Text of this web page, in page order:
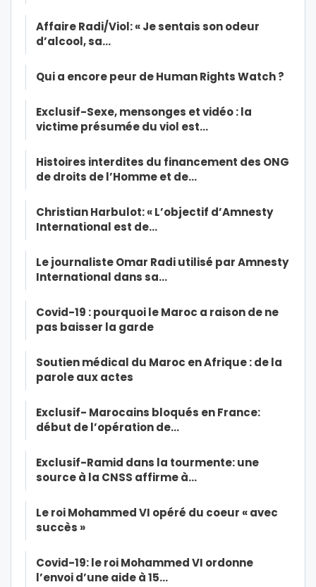
Affaire Radi/Viol: « Je sentais son odeur
d’alcool, sa…
Qui a encore peur de Human Rights Watch ?
Exclusif-Sexe, mensonges et vidéo : la
victime présumée du viol est…
Histoires interdites du financement des ONG
de droits de l’Homme et de…
Christian Harbulot: « L’objectif d’Amnesty
International est de…
Le journaliste Omar Radi utilisé par Amnesty
International dans sa…
Covid-19 : pourquoi le Maroc a raison de ne
pas baisser la garde
Soutien médical du Maroc en Afrique : de la
parole aux actes
Exclusif- Marocains bloqués en France:
début de l’opération de…
Exclusif-Ramid dans la tourmente: une
source à la CNSS affirme à…
Le roi Mohammed VI opéré du coeur « avec
succès »
Covid-19: le roi Mohammed VI ordonne
l’envoi d’une aide à 15…